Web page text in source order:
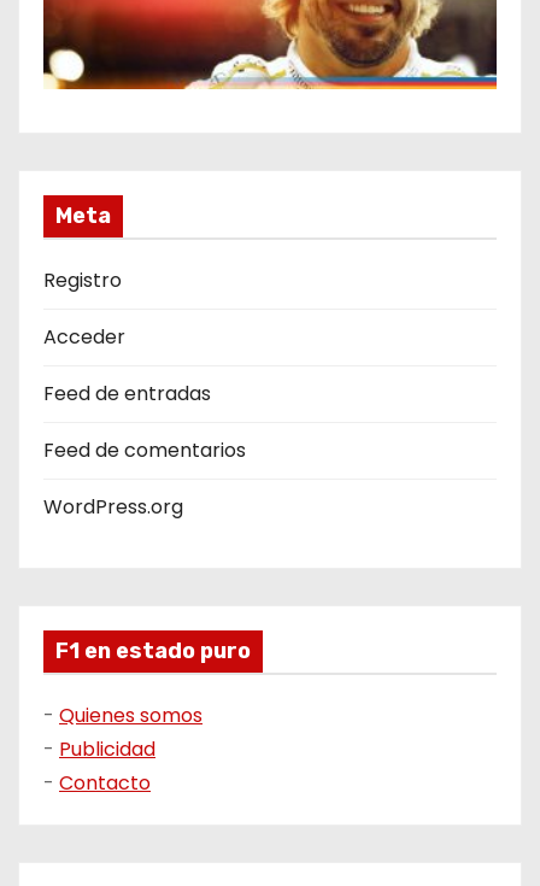
Meta
Registro
Acceder
Feed de entradas
Feed de comentarios
WordPress.org
F1 en estado puro
- Quienes somos
- Publicidad
- Contacto